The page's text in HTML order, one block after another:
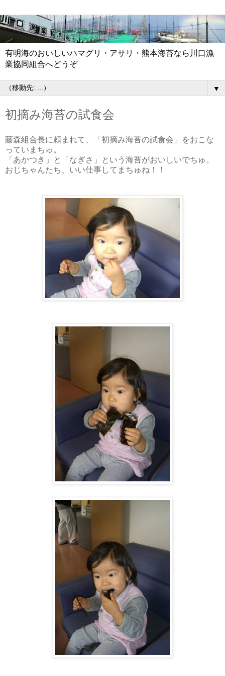
有明海のおいしいハマグリ・アサリ・熊本海苔なら川口漁
業協同組合へどうぞ
▼
初摘み海苔の試食会
藤森組合長に頼まれて、「初摘み海苔の試食会」をおこな
っていまちゅ。
「あかつき」と「なぎさ」という海苔がおいしいでちゅ。
おじちゃんたち、いい仕事してまちゅね！！